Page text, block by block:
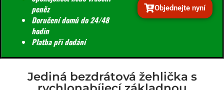
peněz
Doručení domů do 24/48
hodin
Platba při dodání
Objednejte nyní
Jediná bezdrátová žehlička s